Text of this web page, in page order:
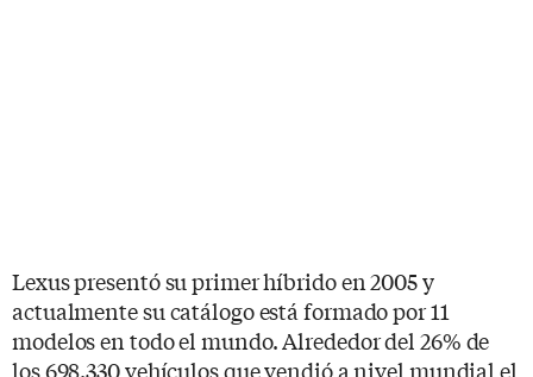
Lexus presentó su primer híbrido en 2005 y
actualmente su catálogo está formado por 11
modelos en todo el mundo. Alrededor del 26% de
los 698.330 vehículos que vendió a nivel mundial el